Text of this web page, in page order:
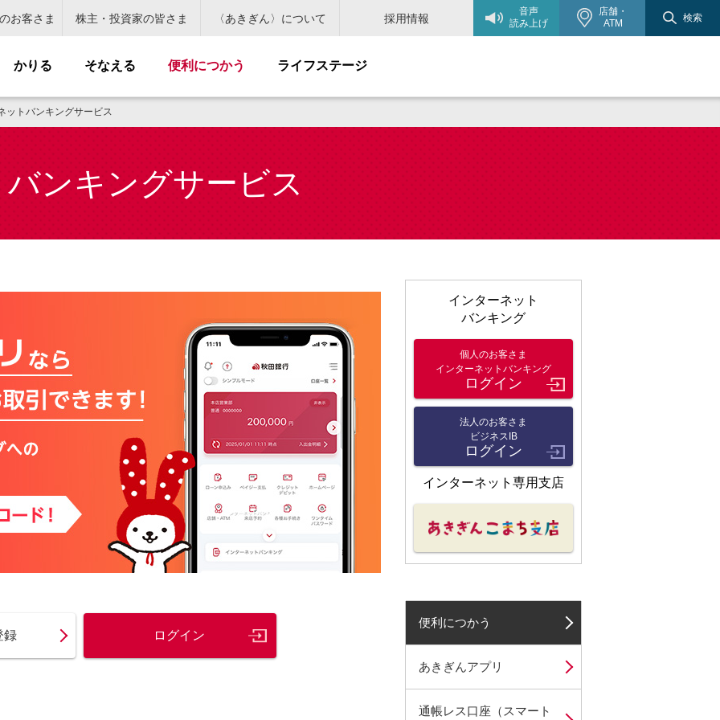
かりる そなえる 便利につかう ライフステージ
お客さま 株主・投資家の皆さま 〈あきぎん〉について 採用情報
音声
読み上げ
店舗・
ATM
検索
ットバンキングサービス
ンキングサービス
録 ログイン
インターネット
バンキング
個人のお客さま
インターネットバンキング
ログイン
法人のお客さま
ビジネスIB
ログイン
インターネット専用支店
便利につかう
あきぎんアプリ
通帳レス口座（スマート